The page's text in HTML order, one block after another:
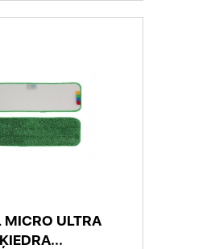
MICRO ULTRA